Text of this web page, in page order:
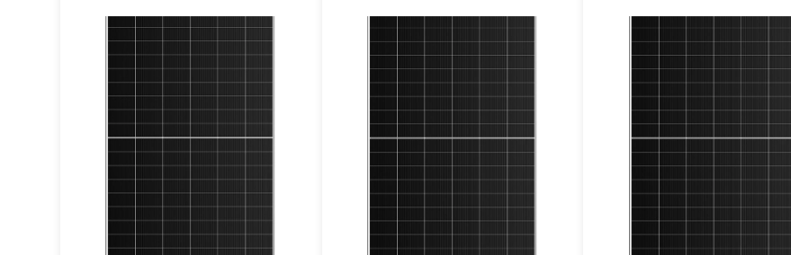
620-650 واط 675-705 واط
ضمان الطاقة لمدة 30 عامًا
700-730 واط